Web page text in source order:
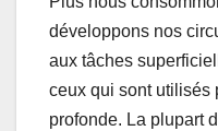
développons nos
aux tâches
ceux qui sont utilisés
profonde. La plupart